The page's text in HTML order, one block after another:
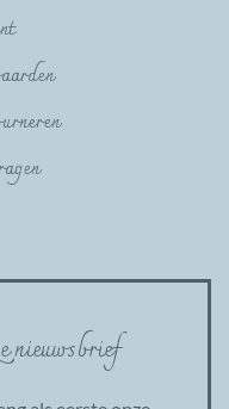
nieuwsbrief